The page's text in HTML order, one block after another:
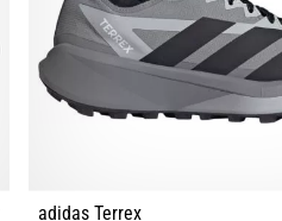
adidas Terrex